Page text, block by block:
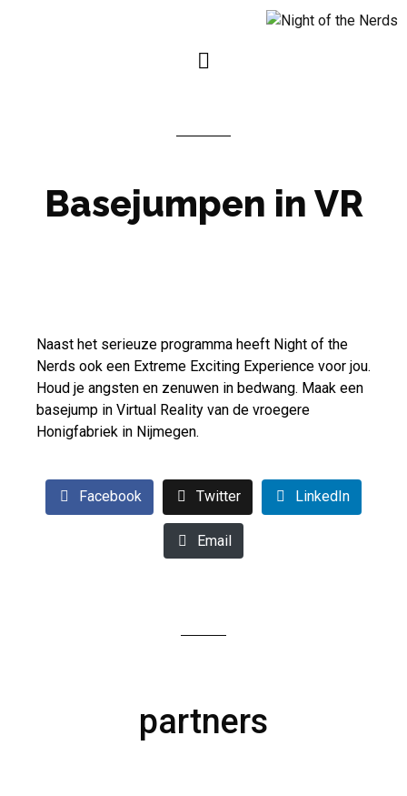
Basejumpen in VR
Naast het serieuze programma heeft Night of the
Nerds ook een Extreme Exciting Experience voor jou.
Houd je angsten en zenuwen in bedwang. Maak een
basejump in Virtual Reality van de vroegere
Honigfabriek in Nijmegen.
Facebook Twitter LinkedIn
Email
partners